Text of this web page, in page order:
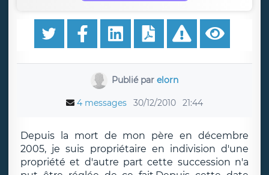
Publié parelorn
4 messages 30/12/2010 21:44
Depuis la mort de mon père en décembre
2005, je suis propriétaire en indivision d'une
propriété et d'autre part cette succession n'a